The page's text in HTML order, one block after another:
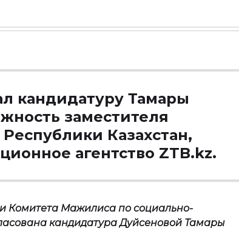
кандидатуру Тамары
заместителя
Казахстан,
агентство ZTB.kz.
Комитета Мажилиса по социально-
кандидатура Дуйсеновой Тамары